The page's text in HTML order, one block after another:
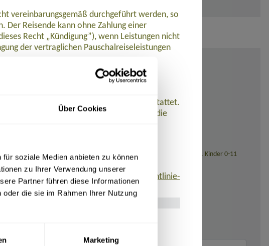
Über Cookies
soziale Medien anbieten zu können
zu Ihrer Verwendung unserer
Partner führen diese Informationen
die sie im Rahmen Ihrer Nutzung
Marketing
Ticketausstellung (bei Reisedatum ab November 2026: 139,- Euro). Kinder 0-11
vereinbarungsgemäß durchgeführt werden, so
Der Reisende kann ohne Zahlung einer
Recht „Kündigung”), wenn Leistungen nicht
der vertraglichen Pauschalreiseleistungen
Reiseleistungen nicht oder nicht
befindet.
werden Zahlungen zurückerstattet.
Beginn der Pauschalreise ein und ist die
gewährleistet. Aguamonte hat eine
Die Reisenden können diese
incidencias@axa.es, www.axa.es,
werden.
Form zu finden ist:
www.umsetzung-richtlinie-